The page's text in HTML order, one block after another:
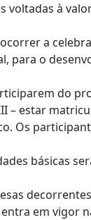
voltadas à
a
para o
do
– estar
Os
básicas
entra em vigor